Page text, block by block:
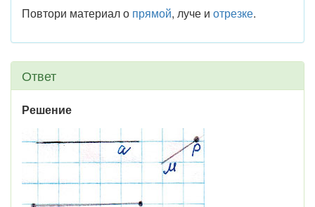
Повтори материал о прямой, луче и отрезке.
Ответ
Решение